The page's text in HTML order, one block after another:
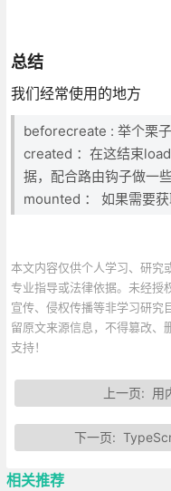
总结
我们经常使用的地方
beforecreate : 举个栗
created ：在这结束
据，配合路由钩子做一
mounted ： 如果需要
本文内容仅供个人学习、研究
专业指导或法律依据。未经授
宣传、侵权传播等非学习研究
留原文来源信息，不得篡改、
支持！
上一页: 用
下一页:
相关推荐